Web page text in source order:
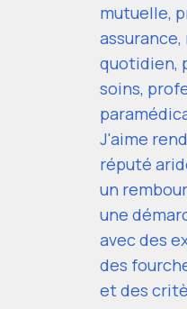
mutuelle,
assurance,
quotidien,
soins,
J'aime
réputé
un
une
avec des
des
et des